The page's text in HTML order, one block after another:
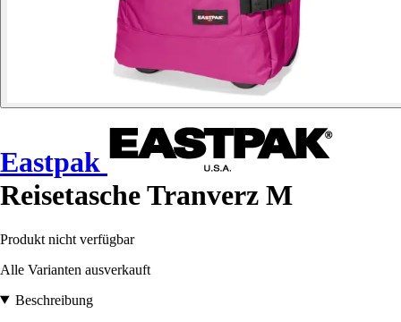
Eastpak
Reisetasche Tranverz M
Produkt nicht verfügbar
Alle Varianten ausverkauft
Beschreibung